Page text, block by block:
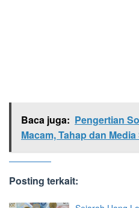
Baca juga: Pengertian
Macam, Tahap dan
Posting terkait: